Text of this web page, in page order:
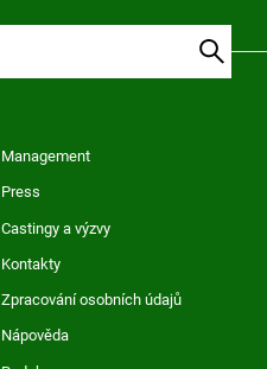
Management
Press
Castingy a výzvy
Kontakty
Zpracování osobních údajů
Nápověda